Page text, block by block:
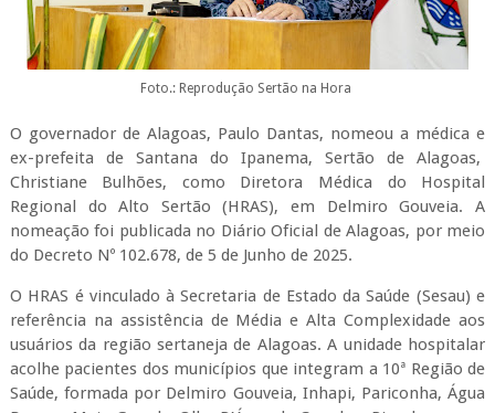
Foto.: Reprodução Sertão na Hora
O governador de Alagoas, Paulo Dantas, nomeou a médica e
ex-prefeita de Santana do Ipanema, Sertão de Alagoas,
Christiane Bulhões, como Diretora Médica do Hospital
Regional do Alto Sertão (HRAS), em Delmiro Gouveia. A
nomeação foi publicada no Diário Oficial de Alagoas, por meio
do Decreto Nº 102.678, de 5 de Junho de 2025.
O HRAS é vinculado à Secretaria de Estado da Saúde (Sesau) e
referência na assistência de Média e Alta Complexidade aos
usuários da região sertaneja de Alagoas. A unidade hospitalar
acolhe pacientes dos municípios que integram a 10ª Região de
Saúde, formada por Delmiro Gouveia, Inhapi, Pariconha, Água